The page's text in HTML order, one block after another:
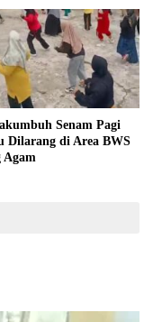
Senam Pagi
Dilarang di Area BWS
Agam